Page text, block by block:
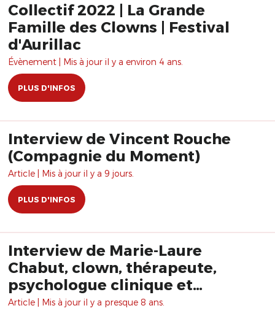
Collectif 2022 | La Grande
Famille des Clowns | Festival
d'Aurillac
Évènement | Mis à jour il y a environ 4 ans.
PLUS D'INFOS
Interview de Vincent Rouche
(Compagnie du Moment)
Article | Mis à jour il y a 9 jours.
PLUS D'INFOS
Interview de Marie-Laure
Chabut, clown, thérapeute,
psychologue clinique et
psychanalyste
Article | Mis à jour il y a presque 8 ans.